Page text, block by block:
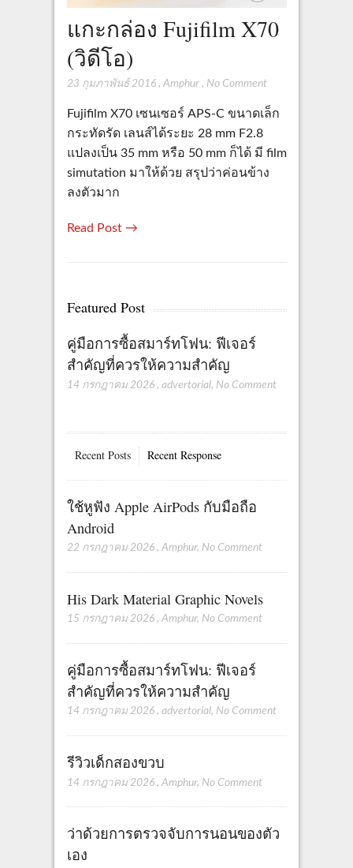
แกะกล่อง Fujifilm X70
(วิดีโอ)
23 กุมภาพันธ์ 2016, Amphur, No Comment
Fujifilm X70 เซนเซอร์ APS-C ขนาดเล็ก
กระทัดรัด เลนส์ได้ระยะ 28 mm F2.8
แปลงเป็น 35 mm หรือ 50 mm ก็ได้ มี film
simutation มาให้ด้วย สรุปว่าค่อนข้าง
ลงตัวมาก
Read Post →
Featured Post
คู่มือการซื้อสมาร์ทโฟน: ฟีเจอร์
สำคัญที่ควรให้ความสำคัญ
14 กรกฎาคม 2026 , advertorial, No Comment
Recent Posts Recent Response
ใช้หูฟัง Apple AirPods กับมือถือ
Android
22 กรกฎาคม 2026 , Amphur, No Comment
His Dark Material Graphic Novels
15 กรกฎาคม 2026 , Amphur, No Comment
คู่มือการซื้อสมาร์ทโฟน: ฟีเจอร์
สำคัญที่ควรให้ความสำคัญ
14 กรกฎาคม 2026 , advertorial, No Comment
รีวิวเด็กสองขวบ
14 กรกฎาคม 2026 , Amphur, No Comment
ว่าด้วยการตรวจจับการนอนของตัว
เอง